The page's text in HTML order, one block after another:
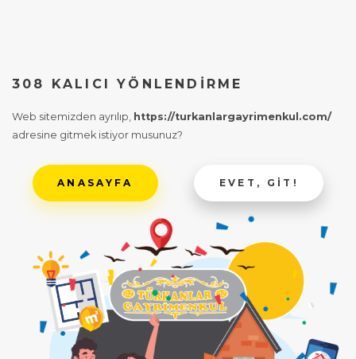
308 KALICI YÖNLENDIRME
Web sitemizden ayrılıp, https://turkanlargayrimenkul.com/
adresine gitmek istiyor musunuz?
ANASAYFA EVET, GIT!